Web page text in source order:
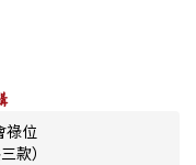
祿位
款）